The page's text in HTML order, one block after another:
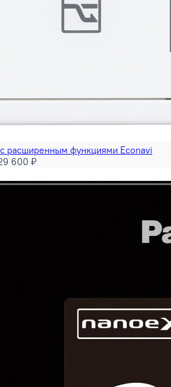
расширенным функциями Econavi
600 ₽